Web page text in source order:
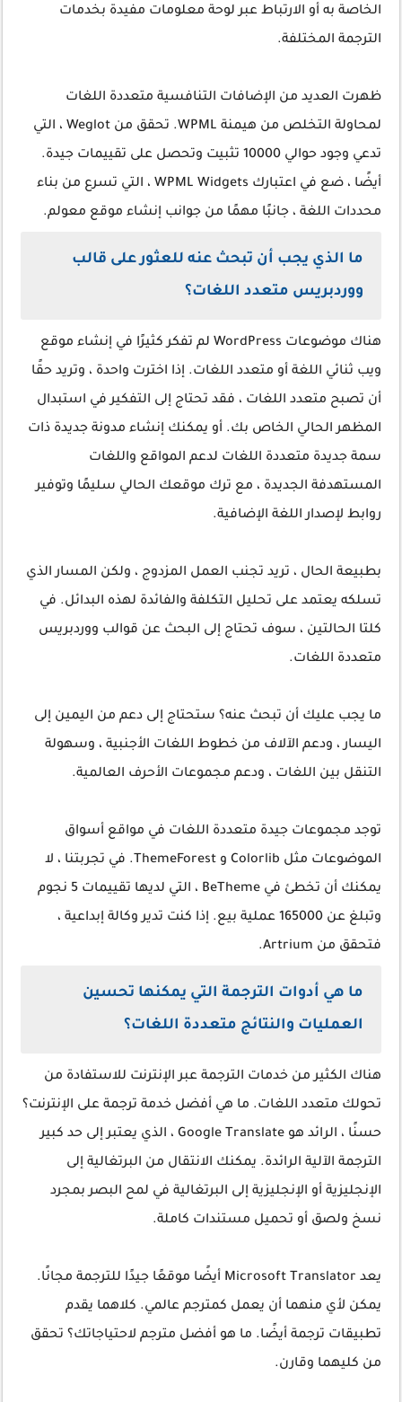
الخاصة به أو الارتباط عبر لوحة معلومات مفيدة بخدمات
الترجمة المختلفة.
ظهرت العديد من الإضافات التنافسية متعددة اللغات
لمحاولة التخلص من هيمنة WPML. تحقق من Weglot ، التي
تدعي وجود حوالي 10000 تثبيت وتحصل على تقييمات جيدة.
أيضًا ، ضع في اعتبارك WPML Widgets ، التي تسرع من بناء
محددات اللغة ، جانبًا مهمًا من جوانب إنشاء موقع معولم.
ما الذي يجب أن تبحث عنه للعثور على قالب
ووردبريس متعدد اللغات؟
هناك موضوعات WordPress لم تفكر كثيرًا في إنشاء موقع
ويب ثنائي اللغة أو متعدد اللغات. إذا اخترت واحدة ، وتريد حقًا
أن تصبح متعدد اللغات ، فقد تحتاج إلى التفكير في استبدال
المظهر الحالي الخاص بك. أو يمكنك إنشاء مدونة جديدة ذات
سمة جديدة متعددة اللغات لدعم المواقع واللغات
المستهدفة الجديدة ، مع ترك موقعك الحالي سليمًا وتوفير
روابط لإصدار اللغة الإضافية.
بطبيعة الحال ، تريد تجنب العمل المزدوج ، ولكن المسار الذي
تسلكه يعتمد على تحليل التكلفة والفائدة لهذه البدائل. في
كلتا الحالتين ، سوف تحتاج إلى البحث عن قوالب ووردبريس
متعددة اللغات.
ما يجب عليك أن تبحث عنه؟ ستحتاج إلى دعم من اليمين إلى
اليسار ، ودعم الآلاف من خطوط اللغات الأجنبية ، وسهولة
التنقل بين اللغات ، ودعم مجموعات الأحرف العالمية.
توجد مجموعات جيدة متعددة اللغات في مواقع أسواق
الموضوعات مثل Colorlib و ThemeForest. في تجربتنا ، لا
يمكنك أن تخطئ في BeTheme ، التي لديها تقييمات 5 نجوم
وتبلغ عن 165000 عملية بيع. إذا كنت تدير وكالة إبداعية ،
فتحقق من Artrium.
ما هي أدوات الترجمة التي يمكنها تحسين
العمليات والنتائج متعددة اللغات؟
هناك الكثير من خدمات الترجمة عبر الإنترنت للاستفادة من
تحولك متعدد اللغات. ما هي أفضل خدمة ترجمة على الإنترنت؟
حسنًا ، الرائد هو Google Translate ، الذي يعتبر إلى حد كبير
الترجمة الآلية الرائدة. يمكنك الانتقال من البرتغالية إلى
الإنجليزية أو الإنجليزية إلى البرتغالية في لمح البصر بمجرد
نسخ ولصق أو تحميل مستندات كاملة.
يعد Microsoft Translator أيضًا موقعًا جيدًا للترجمة مجانًا.
يمكن لأي منهما أن يعمل كمترجم عالمي. كلاهما يقدم
تطبيقات ترجمة أيضًا. ما هو أفضل مترجم لاحتياجاتك؟ تحقق
من كليهما وقارن.